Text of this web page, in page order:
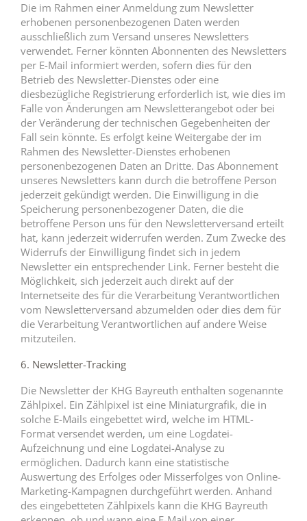
Die im Rahmen einer Anmeldung zum Newsletter
erhobenen personenbezogenen Daten werden
ausschließlich zum Versand unseres Newsletters
verwendet. Ferner könnten Abonnenten des Newsletters
per E-Mail informiert werden, sofern dies für den
Betrieb des Newsletter-Dienstes oder eine
diesbezügliche Registrierung erforderlich ist, wie dies im
Falle von Änderungen am Newsletterangebot oder bei
der Veränderung der technischen Gegebenheiten der
Fall sein könnte. Es erfolgt keine Weitergabe der im
Rahmen des Newsletter-Dienstes erhobenen
personenbezogenen Daten an Dritte. Das Abonnement
unseres Newsletters kann durch die betroffene Person
jederzeit gekündigt werden. Die Einwilligung in die
Speicherung personenbezogener Daten, die die
betroffene Person uns für den Newsletterversand erteilt
hat, kann jederzeit widerrufen werden. Zum Zwecke des
Widerrufs der Einwilligung findet sich in jedem
Newsletter ein entsprechender Link. Ferner besteht die
Möglichkeit, sich jederzeit auch direkt auf der
Internetseite des für die Verarbeitung Verantwortlichen
vom Newsletterversand abzumelden oder dies dem für
die Verarbeitung Verantwortlichen auf andere Weise
mitzuteilen.
6. Newsletter-Tracking
Die Newsletter der KHG Bayreuth enthalten sogenannte
Zählpixel. Ein Zählpixel ist eine Miniaturgrafik, die in
solche E-Mails eingebettet wird, welche im HTML-
Format versendet werden, um eine Logdatei-
Aufzeichnung und eine Logdatei-Analyse zu
ermöglichen. Dadurch kann eine statistische
Auswertung des Erfolges oder Misserfolges von Online-
Marketing-Kampagnen durchgeführt werden. Anhand
des eingebetteten Zählpixels kann die KHG Bayreuth